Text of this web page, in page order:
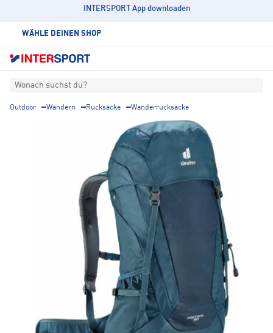
INTERSPORT App downloaden
WÄHLE DEINEN SHOP
Wonach suchst du?
Outdoor Wandern Rucksäcke Wanderrucksäcke